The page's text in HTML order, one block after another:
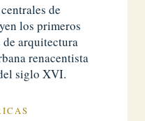
de
los primeros
de arquitectura
renacentista
siglo XVI.